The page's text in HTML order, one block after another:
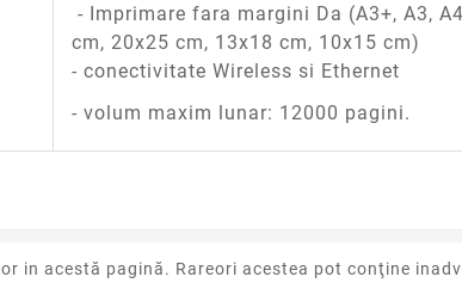
- Imprimare fara margini Da (A3+, A3,
cm, 20x25 cm, 13x18 cm, 10x15 cm)
- conectivitate Wireless si Ethernet
- volum maxim lunar: 12000 pagini.
in acestă pagină. Rareori acestea pot conţine